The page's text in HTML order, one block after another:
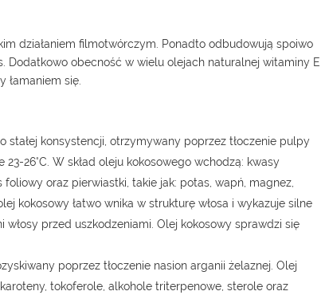
działaniem filmotwórczym. Ponadto odbudowują spoiwo
Dodatkowo obecność w wielu olejach naturalnej witaminy E
łamaniem się.
stałej konsystencji, otrzymywany poprzez tłoczenie pulpy
26°C. W skład oleju kokosowego wchodzą: kwasy
foliowy oraz pierwiastki, takie jak: potas, wapń, magnez,
kokosowy łatwo wnika w strukturę włosa i wykazuje silne
przed uszkodzeniami. Olej kokosowy sprawdzi się
poprzez tłoczenie nasion arganii żelaznej. Olej
tokoferole, alkohole triterpenowe, sterole oraz